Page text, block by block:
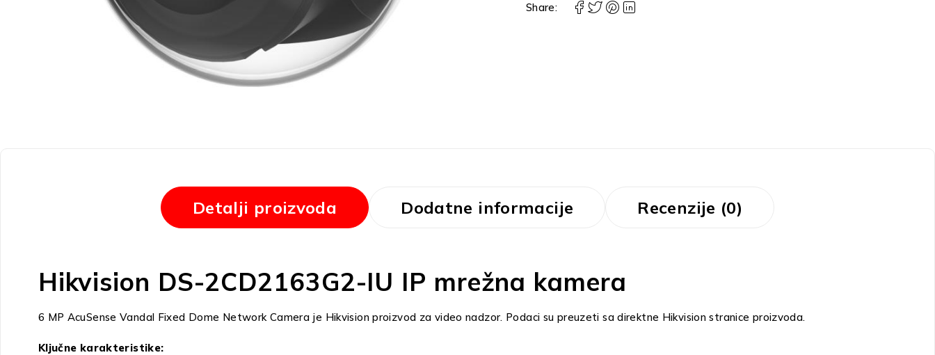
Share:
Detalji proizvoda Dodatne informacije Recenzije (0)
Hikvision DS-2CD2163G2-IU IP mrežna kamera
6 MP AcuSense Vandal Fixed Dome Network Camera je Hikvision proizvod za video nadzor. Podaci su preuzeti sa direktne Hikvision stranice proizvoda.
Ključne karakteristike: